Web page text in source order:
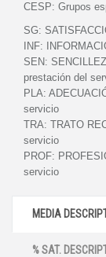
CESP: Grupos
SG:
INF:
SEN:
prestación del
PLA:
servicio
TRA: TRATO
servicio
PROF:
servicio
MEDIA
% SAT.